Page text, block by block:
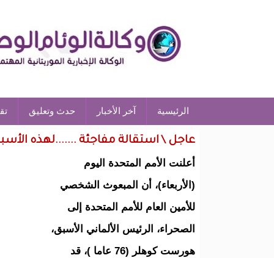
الرئيسية آخر الأخبار حدث وتعليق
عاجل \ استقالة مفاجئة .......لهذه
أعلنت الأمم المتحدة اليوم
(الأربعاء)، أن المبعوث الشخصي
للأمين العام للأمم المتحدة إلى
الصحراء، الرئيس الألماني الأسبق،
هورست كوهلر (76 عاما )، قد